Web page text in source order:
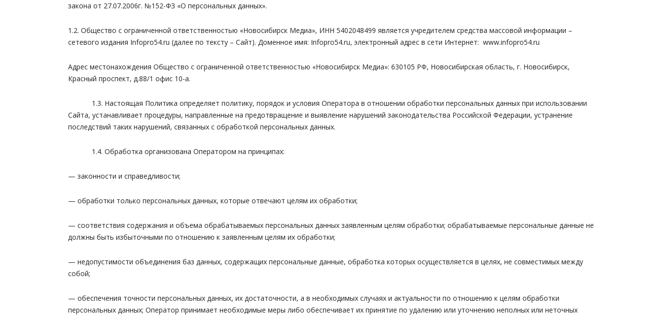
закона от 27.07.2006г. №152-ФЗ «О персональных данных».
1.2. Общество с ограниченной ответственностью «Новосибирск Медиа», ИНН 5402048499 является учредителем средства массовой информации –
сетевого издания Infopro54.ru (далее по тексту – Сайт). Доменное имя: Infopro54.ru, электронный адрес в сети Интернет: www.infopro54.ru
Адрес местонахождения Общество с ограниченной ответственностью «Новосибирск Медиа»: 630105 РФ, Новосибирская область, г. Новосибирск,
Красный проспект, д.88/1 офис 10-а.
1.3. Настоящая Политика определяет политику, порядок и условия Оператора в отношении обработки персональных данных при использовании
Сайта, устанавливает процедуры, направленные на предотвращение и выявление нарушений законодательства Российской Федерации, устранение
последствий таких нарушений, связанных с обработкой персональных данных.
1.4. Обработка организована Оператором на принципах:
— законности и справедливости;
— обработки только персональных данных, которые отвечают целям их обработки;
— соответствия содержания и объема обрабатываемых персональных данных заявленным целям обработки; обрабатываемые персональные данные не
должны быть избыточными по отношению к заявленным целям их обработки;
— недопустимости объединения баз данных, содержащих персональные данные, обработка которых осуществляется в целях, не совместимых между
собой;
— обеспечения точности персональных данных, их достаточности, а в необходимых случаях и актуальности по отношению к целям обработки
персональных данных; Оператор принимает необходимые меры либо обеспечивает их принятие по удалению или уточнению неполных или неточных